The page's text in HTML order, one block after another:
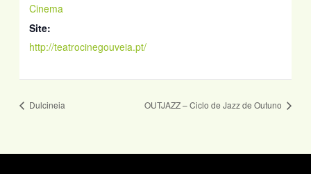
Cinema
Site:
http://teatrocinegouveia.pt/
Dulcineia OUTJAZZ – Ciclo de Jazz de Outuno